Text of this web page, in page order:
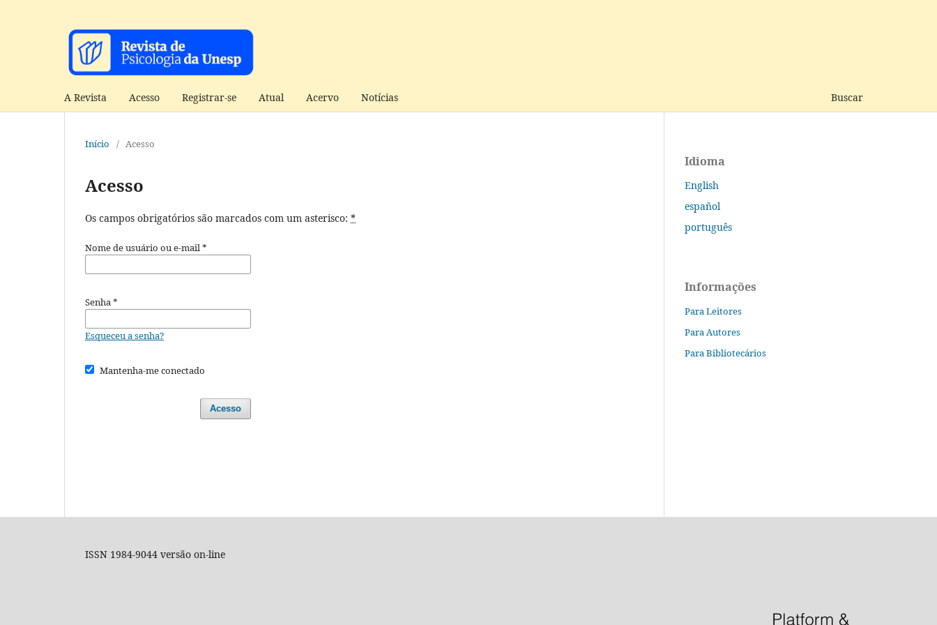
A Revista Acesso Registrar-se Atual Acervo Notícias Buscar
Início / Acesso
Acesso
Os campos obrigatórios são marcados com um asterisco: *
Nome de usuário ou e-mail*
Senha*
Esqueceu a senha?
Mantenha-me conectado
Acesso
Idioma
English
español
português
Informações
Para Leitores
Para Autores
Para Bibliotecários
ISSN 1984-9044 versão on-line